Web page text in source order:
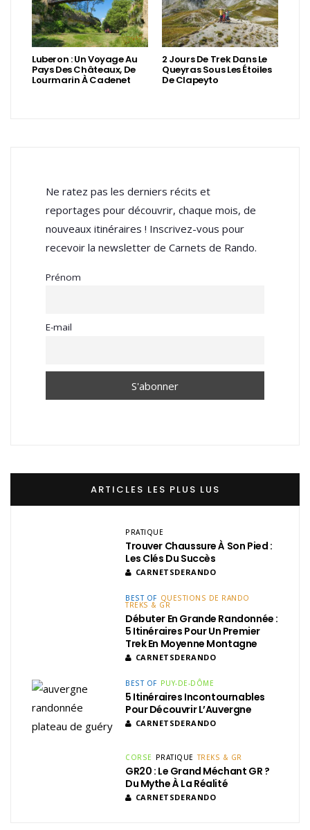
Luberon : Un Voyage Au
Pays Des Châteaux, De
Lourmarin À Cadenet
2 Jours De Trek Dans Le
Queyras Sous Les Étoiles
De Clapeyto
Ne ratez pas les derniers récits et
reportages pour découvrir, chaque mois, de
nouveaux itinéraires ! Inscrivez-vous pour
recevoir la newsletter de Carnets de Rando.
Prénom
E-mail
ARTICLES LES PLUS LUS
PRATIQUE
Trouver Chaussure À Son Pied :
Les Clés Du Succès
CARNETSDERANDO
BEST OF QUESTIONS DE RANDO
TREKS & GR
Débuter En Grande Randonnée :
5 Itinéraires Pour Un Premier
Trek En Moyenne Montagne
CARNETSDERANDO
BEST OF PUY-DE-DÔME
5 Itinéraires Incontournables
Pour Découvrir L’Auvergne
CARNETSDERANDO
CORSE PRATIQUE TREKS & GR
GR20 : Le Grand Méchant GR ?
Du Mythe À La Réalité
CARNETSDERANDO